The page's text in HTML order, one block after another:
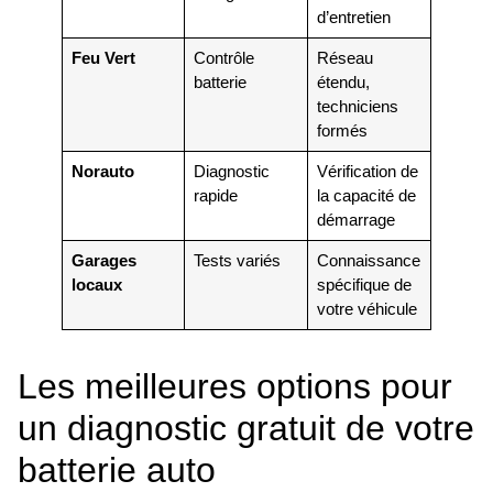
d’entretien
Feu Vert
Contrôle
batterie
Réseau
étendu,
techniciens
formés
Norauto
Diagnostic
rapide
Vérification de
la capacité de
démarrage
Garages
locaux
Tests variés
Connaissance
spécifique de
votre véhicule
Les meilleures options pour
un diagnostic gratuit de votre
batterie auto